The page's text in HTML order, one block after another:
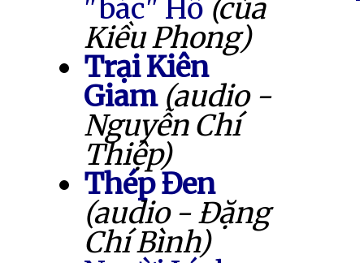
"bác" Hồ (của
Kiều Phong)
Trại Kiên
Giam (audio -
Nguyễn Chí
Thiệp)
Thép Đen
(audio - Đặng
Chí Bình)